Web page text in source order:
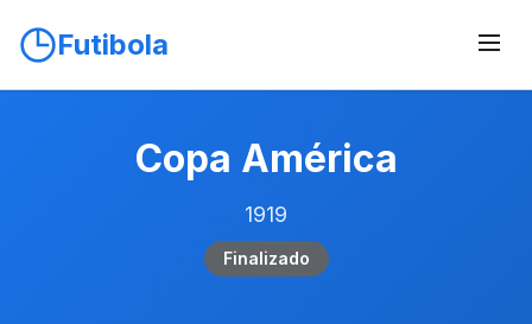
Futibola
Copa América
1919
Finalizado